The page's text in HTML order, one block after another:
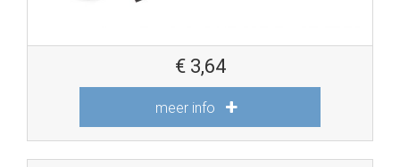
€ 3,64
meer info